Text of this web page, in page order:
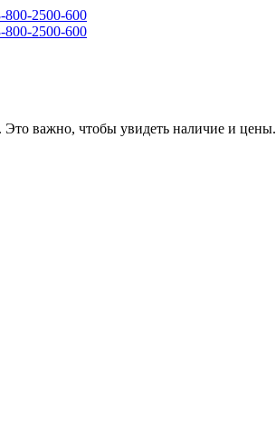
800-2500-600
800-2500-600
Это важно, чтобы увидеть наличие и цены.